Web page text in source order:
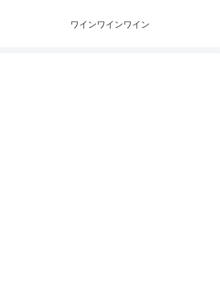
ワインワインワイン